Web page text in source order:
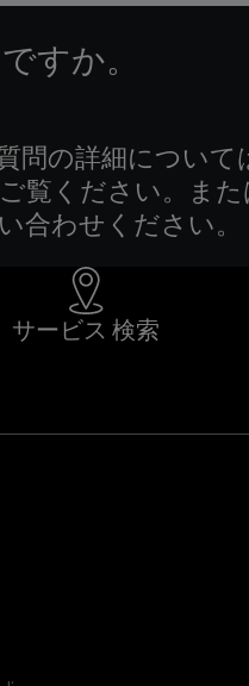
すか。
問の詳細について
覧ください。また
合わせください。
サービス 検索